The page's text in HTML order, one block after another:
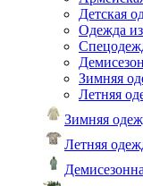
Детская
Одежда
Зимняя
Летняя
Зимняя
Летняя